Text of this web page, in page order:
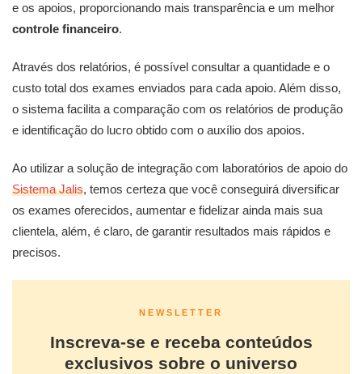
e os apoios, proporcionando mais transparência e um melhor
controle financeiro.
Através dos relatórios, é possível consultar a quantidade e o
custo total dos exames enviados para cada apoio. Além disso,
o sistema facilita a comparação com os relatórios de produção
e identificação do lucro obtido com o auxílio dos apoios.
Ao utilizar a solução de integração com laboratórios de apoio do
Sistema Jalis, temos certeza que você conseguirá diversificar
os exames oferecidos, aumentar e fidelizar ainda mais sua
clientela, além, é claro, de garantir resultados mais rápidos e
precisos.
NEWSLETTER
Inscreva-se e receba conteúdos
exclusivos sobre o universo